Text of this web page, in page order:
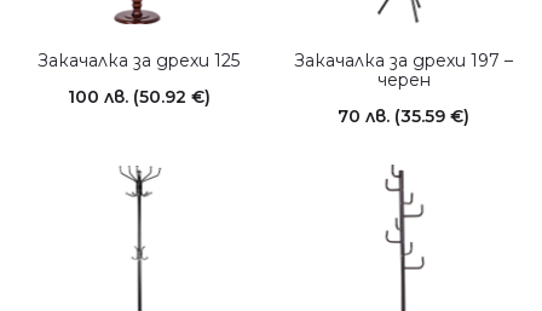
Закачалка за дрехи 125
100 лв. (50.92 €)
Закачалка за дрехи 197 –
черен
70 лв. (35.59 €)